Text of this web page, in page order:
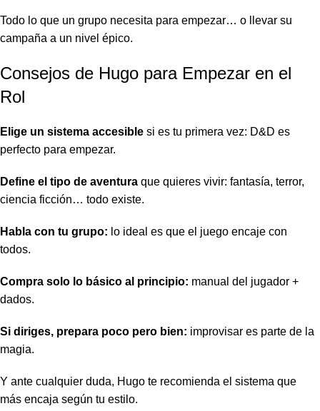
Todo lo que un grupo necesita para empezar… o llevar su
campaña a un nivel épico.
Consejos de Hugo para Empezar en el
Rol
Elige un sistema accesible si es tu primera vez: D&D es
perfecto para empezar.
Define el tipo de aventura que quieres vivir: fantasía, terror,
ciencia ficción… todo existe.
Habla con tu grupo: lo ideal es que el juego encaje con
todos.
Compra solo lo básico al principio: manual del jugador +
dados.
Si diriges, prepara poco pero bien: improvisar es parte de la
magia.
Y ante cualquier duda, Hugo te recomienda el sistema que
más encaja según tu estilo.